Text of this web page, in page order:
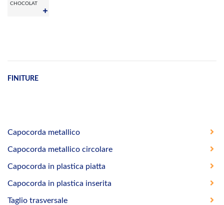
CHOCOLAT
FINITURE
Capocorda metallico
Capocorda metallico circolare
Capocorda in plastica piatta
Capocorda in plastica inserita
Taglio trasversale